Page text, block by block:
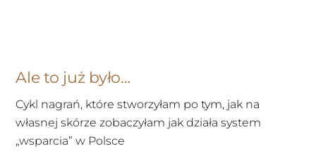
Ale to już było…
Cykl nagrań, które stworzyłam po tym, jak na
własnej skórze zobaczyłam jak działa system
„wsparcia” w Polsce